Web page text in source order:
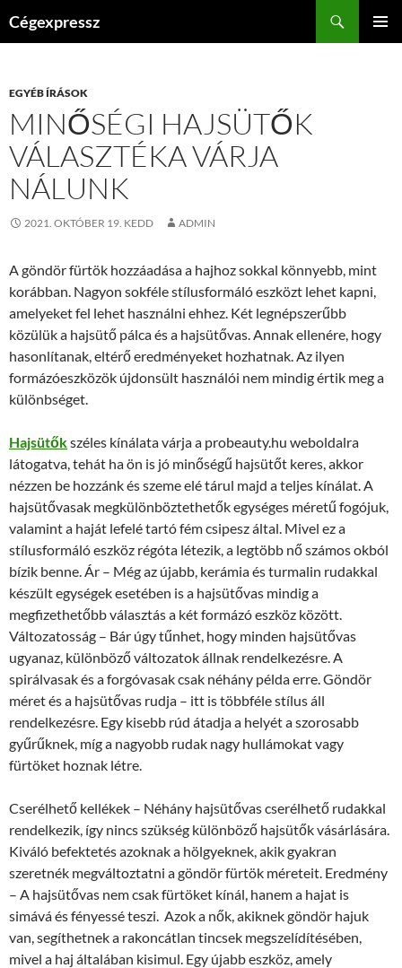
Cégexpressz
EGYÉB ÍRÁSOK
MINŐSÉGI HAJSÜTŐK
VÁLASZTÉKA VÁRJA
NÁLUNK
2021. OKTÓBER 19. KEDD ADMIN
A göndör fürtök hozzáadása a hajhoz sokkal könnyebb, mint
korábban. Nagyon sokféle stílusformáló eszközt lehet kapni,
amelyeket fel lehet használni ehhez. Két legnépszerűbb
közülük a hajsütő pálca és a hajsütővas. Annak ellenére, hogy
hasonlítanak, eltérő eredményeket hozhatnak. Az ilyen
formázóeszközök újdonsült használói nem mindig értik meg a
különbséget.
Hajsütőkszéles kínálata várja a probeauty.hu weboldalra
látogatva, tehát ha ön is jó minőségű hajsütőt keres, akkor
nézzen be hozzánk és szeme elé tárul majd a teljes kínálat. A
hajsütővasak megkülönböztethetők egységes méretű fogójuk,
valamint a haját lefelé tartó fém csipesz által. Mivel ez a
stílusformáló eszköz régóta létezik, a legtöbb nő számos okból
bízik benne. Ár – Még az újabb, kerámia és turmalin rudakkal
készült egységek esetében is a hajsütővas mindig a
megfizethetőbb választás a két formázó eszköz között.
Változatosság – Bár úgy tűnhet, hogy minden hajsütővas
ugyanaz, különböző változatok állnak rendelkezésre. A
spirálvasak és a forgóvasak csak néhány példa erre. Göndör
méret és a hajsütővas rudja – itt is többféle stílus áll
rendelkezésre. Egy kisebb rúd átadja a helyét a szorosabb
gyűrűknek, míg a nagyobb rudak nagy hullámokat vagy
fürtöket hoznak létre.
Cserélhető kellékek – Néhány hajsütővas cserélhető rudakkal
rendelkezik, így nincs szükség különböző hajsütők vásárlására.
Kiváló befektetés azoknak a hölgyeknek, akik gyakran
szeretnék megváltoztatni a göndör fürtök méreteit. Eredmény
– A hajsütővas nem csak fürtöket kínál, hanem a hajat is
simává és fényessé teszi. Azok a nők, akiknek göndör hajuk
van, segíthetnek a rakoncátlan tincsek megszelídítésében,
mivel a haj általában kisimul. Egy újabb eszköz, amely